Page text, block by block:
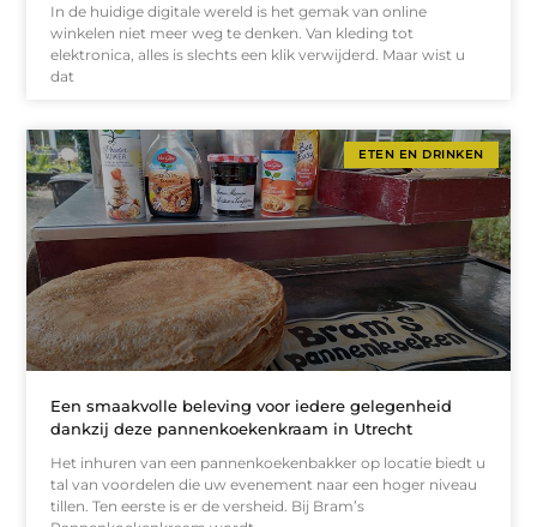
In de huidige digitale wereld is het gemak van online
winkelen niet meer weg te denken. Van kleding tot
elektronica, alles is slechts een klik verwijderd. Maar wist u
dat
ETEN EN DRINKEN
Een smaakvolle beleving voor iedere gelegenheid
dankzij deze pannenkoekenkraam in Utrecht
Het inhuren van een pannenkoekenbakker op locatie biedt u
tal van voordelen die uw evenement naar een hoger niveau
tillen. Ten eerste is er de versheid. Bij Bram’s